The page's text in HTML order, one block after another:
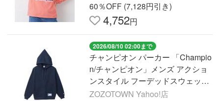
60％OFF (7,128円引き)
4,752円
2026/08/10 02:00まで
チャンピオン パーカー 「Champio
n/チャンピオン」メンズ アクショ
ンスタイル フーデッドスウェット
シャツ メンズ
ZOZOTOWN Yahoo!店